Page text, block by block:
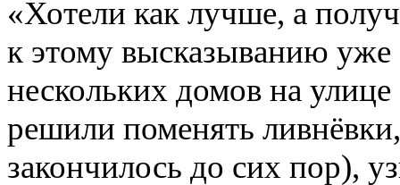
«Хотели как лучше, а
к этому высказыванию
нескольких домов на
решили поменять
закончилось до сих пор),